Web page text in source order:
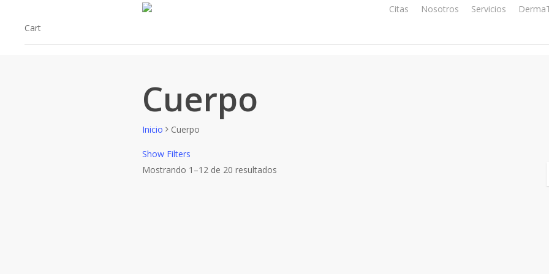
Citas Nosotros Servicios
Cart
Cuerpo
Inicio Cuerpo
Show Filters
Mostrando 1–12 de 20 resultados